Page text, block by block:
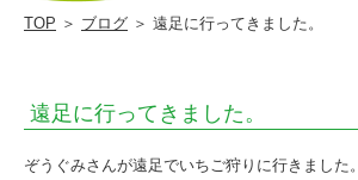
TOP ＞ ブログ ＞ 遠足に行ってきました。
遠足に行ってきました。
ぞうぐみさんが遠足でいちご狩りに行きました